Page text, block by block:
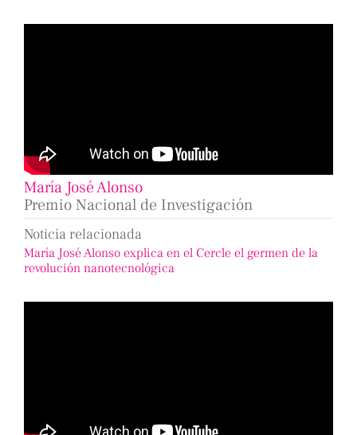
María José Alonso
Premio Nacional de Investigación
Noticia relacionada
María José Alonso explica en el Cercle el germen de la
revolución nanotecnológica